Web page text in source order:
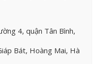
4, quận Tân Bình,
Bát, Hoàng Mai, Hà